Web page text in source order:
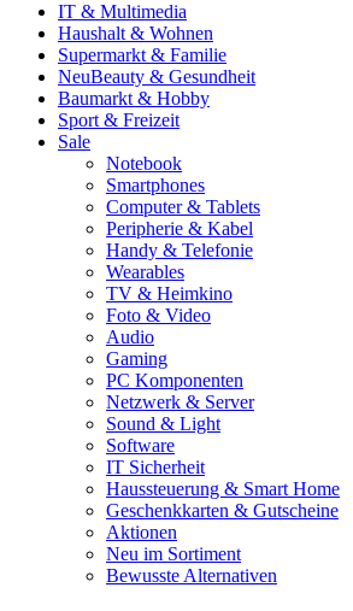
IT & Multimedia
Haushalt & Wohnen
Supermarkt & Familie
NeuBeauty & Gesundheit
Baumarkt & Hobby
Sport & Freizeit
Sale
Notebook
Smartphones
Computer & Tablets
Peripherie & Kabel
Handy & Telefonie
Wearables
TV & Heimkino
Foto & Video
Audio
Gaming
PC Komponenten
Netzwerk & Server
Sound & Light
Software
IT Sicherheit
Haussteuerung & Smart Home
Geschenkkarten & Gutscheine
Aktionen
Neu im Sortiment
Bewusste Alternativen